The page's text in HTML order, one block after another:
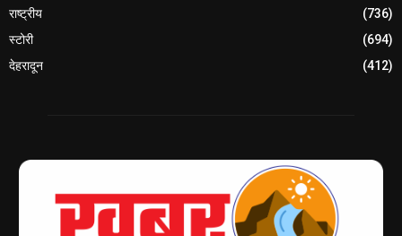
राष्ट्रीय
(736)
स्टोरी
(694)
देहरादून
(412)